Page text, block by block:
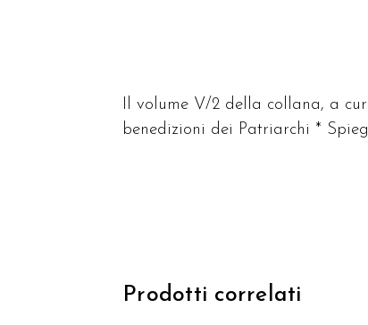
Il volume V/2 della collana, a
benedizioni dei Patriarchi *
Prodotti correlati